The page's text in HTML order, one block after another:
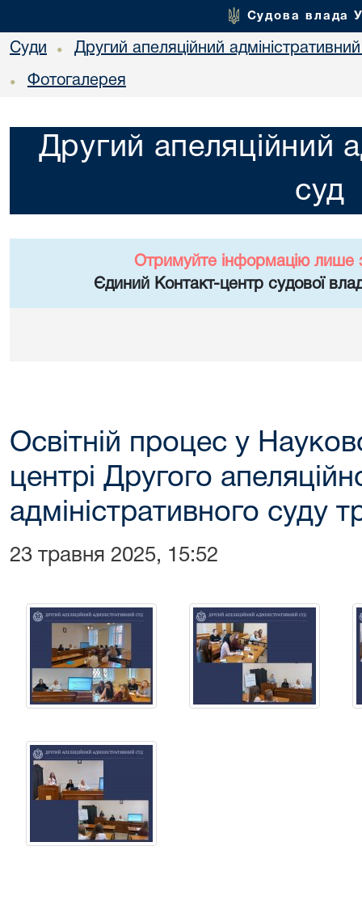
Судова влада
Суди • Другий апеляційний
• Фотогалерея
Другий апеляційний
суд
Отримуйте інформацію лише
Єдиний Контакт-центр судової
Освітній процес у
центрі Другого
адміністративного суду
23 травня 2025, 15:52